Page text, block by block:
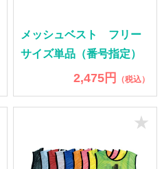
メッシュベスト フリー
サイズ単品（番号指定）
2,475円 （税込）
★